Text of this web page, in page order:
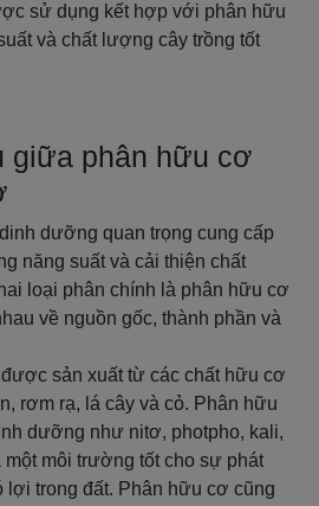
sử dụng kết hợp với phân hữu
và chất lượng cây trồng tốt
giữa phân hữu cơ
dưỡng quan trọng cung cấp
năng suất và cải thiện chất
loại phân chính là phân hữu cơ
về nguồn gốc, thành phần và
sản xuất từ các chất hữu cơ
rơm rạ, lá cây và cỏ. Phân hữu
dưỡng như nitơ, photpho, kali,
một môi trường tốt cho sự phát
lợi trong đất. Phân hữu cơ cũng